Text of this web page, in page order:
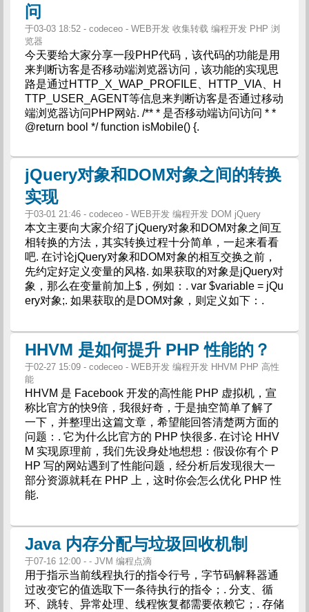
问
于03-03 18:52 - codeceo - WEB开发 收集转载 编程开发 PHP 浏
览器
今天要给大家分享一段PHP代码，该代码的功能是用
来判断访客是否移动端浏览器访问，该功能的实现思
路是通过HTTP_X_WAP_PROFILE、HTTP_VIA、H
TTP_USER_AGENT等信息来判断访客是否通过移动
端浏览器访问PHP网站. /** * 是否移动端访问访问 * *
@return bool */ function isMobile() {.
jQuery对象和DOM对象之间的转换
实现
于03-01 21:46 - codeceo - WEB开发 编程开发 DOM jQuery
本文主要向大家介绍了jQuery对象和DOM对象之间互
相转换的方法，其实转换过程十分简单，一起来看看
吧. 在讨论jQuery对象和DOM对象的相互交换之前，
先约定好定义变量的风格. 如果获取的对象是jQuery对
象，那么在变量前加上$，例如：. var $variable = jQu
ery对象;. 如果获取的是DOM对象，则定义如下：.
HHVM 是如何提升 PHP 性能的？
于02-27 15:09 - codeceo - WEB开发 编程开发 HHVM PHP 高性
能
HHVM 是 Facebook 开发的高性能 PHP 虚拟机，宣
称比官方的快9倍，我很好奇，于是抽空简单了解了
一下，并整理出这篇文章，希望能回答清楚两方面的
问题：. 它为什么比官方的 PHP 快很多. 在讨论 HHV
M 实现原理前，我们先设身处地想想：假设你有个 P
HP 写的网站遇到了性能问题，经分析后发现很大一
部分资源就耗在 PHP 上，这时你会怎么优化 PHP 性
能.
Java 内存分配与垃圾回收机制
于07-16 12:00 - - JVM 编程点滴
用于指示当前线程执行的指令行号，字节码解释器通
过改变它的值选取下一条待执行的指令；. 分支、循
环、跳转、异常处理、线程恢复都需要依赖它；. 存储